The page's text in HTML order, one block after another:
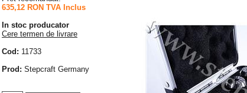
635,12 RON TVA Inclus
In stoc producator
Cere termen de livrare
Cod: 11733
Prod: Stepcraft Germany